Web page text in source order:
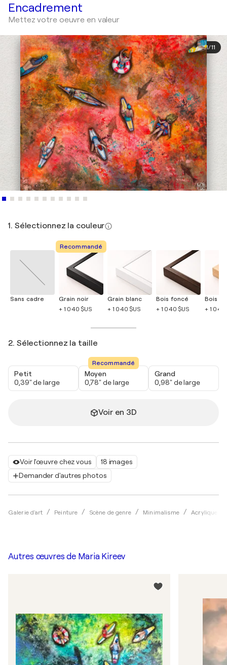
Voir l'œuvre chez vous
18 images
Demander d'autres photos
Galerie d'art Peinture Scène de genre Minimalisme Acrylique
Encadrement
Mettez votre oeuvre en valeur
1/11
1. Sélectionnez la couleur
Sans cadre
Recommandé
Grain noir
+ 1 040 $US
Grain blanc
+ 1 040 $US
Bois foncé
+ 1 040 $US
Bois
+ 1 040
2. Sélectionnez la taille
Petit
0,39" de large
Recommandé
Moyen
0,78" de large
Grand
0,98" de large
Voir en 3D
Autres œuvres de Maria Kireev